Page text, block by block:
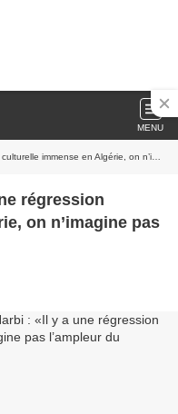
MENU
Algérie, on n’imagine pas l’ampleur du désastre»
régression
on n’imagine pas